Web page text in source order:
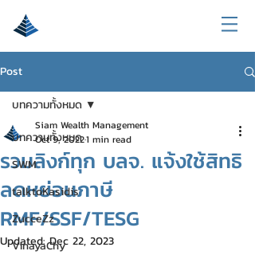
Post
บทความทั้งหมด
SWM
talktoKasidis
ZucceZz
VinayaChy
บทความทั้งหมด
รวมลิงก์ทุก บลจ. แจ้งใช้สิทธิ
ลดหย่อนภาษี
RMF/SSF/TESG
Siam Wealth Management
Oct 9, 20221 min read
Updated:Dec 22, 2023